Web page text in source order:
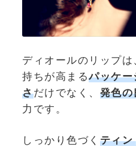
ディオールのリップ
持ちが高まるパッケー
さだけでなく、 発色の
力です。
しっかり色づく ティン